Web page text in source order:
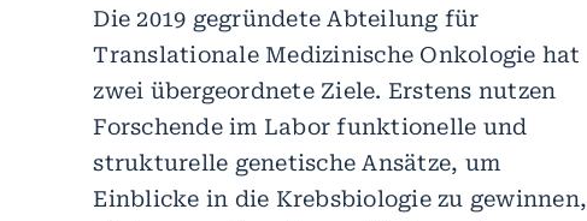
Die 2019 gegründete Abteilung für
Translationale Medizinische Onkologie hat
zwei übergeordnete Ziele. Erstens nutzen
Forschende im Labor funktionelle und
strukturelle genetische Ansätze, um
Einblicke in die Krebsbiologie zu gewinnen,